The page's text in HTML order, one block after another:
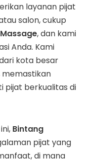
layanan pijat
salon, cukup
, dan kami
Anda. Kami
kota besar
pijat berkualitas di
Bintang
pijat yang
di mana